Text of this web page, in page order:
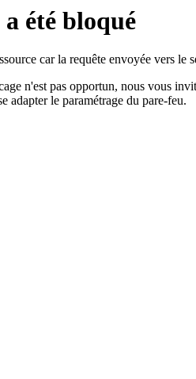
a été bloqué
car la requête envoyée vers le
n'est pas opportun, nous vous
adapter le paramétrage du pare-feu.